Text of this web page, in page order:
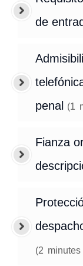
de
penal
(1
Fianza
(2 minutes